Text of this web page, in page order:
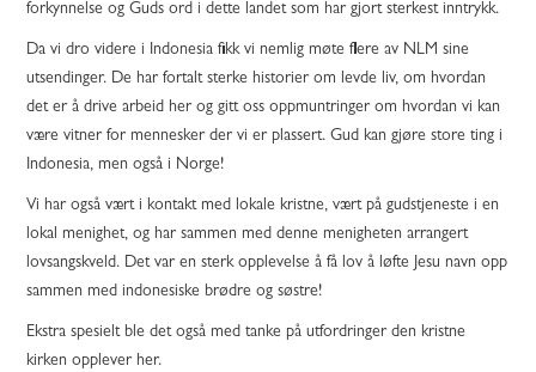
forkynnelse og Guds ord i dette landet som har gjort sterkest inntrykk.
Da vi dro videre i Indonesia fikk vi nemlig møte flere av NLM sine
utsendinger. De har fortalt sterke historier om levde liv, om hvordan
det er å drive arbeid her og gitt oss oppmuntringer om hvordan vi kan
være vitner for mennesker der vi er plassert. Gud kan gjøre store ting i
Indonesia, men også i Norge!
Vi har også vært i kontakt med lokale kristne, vært på gudstjeneste i en
lokal menighet, og har sammen med denne menigheten arrangert
lovsangskveld. Det var en sterk opplevelse å få lov å løfte Jesu navn opp
sammen med indonesiske brødre og søstre!
Ekstra spesielt ble det også med tanke på utfordringer den kristne
kirken opplever her.